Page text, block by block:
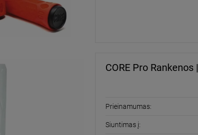
CORE Pro Rankenos
Prieinamumas:
Siuntimas į: